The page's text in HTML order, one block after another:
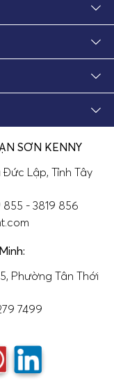
SƠN KENNY
Đức Lập, Tỉnh Tây
855 - 3819 856
Phường Tân Thới
7499